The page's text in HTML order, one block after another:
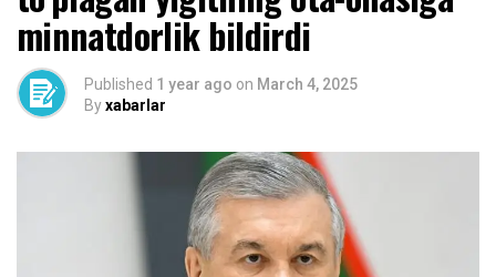
minnatdorlik bildirdi
Published 1 year ago on March 4, 2025
Byxabarlar